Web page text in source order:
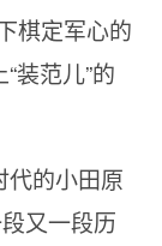
棋定军心的
装范儿”的
代的小田原
又一段历